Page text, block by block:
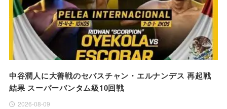
中谷潤人に大善戦のセバスチャン・エルナンデス 再起戦
結果 スーパーバンタム級10回戦
2026-08-09